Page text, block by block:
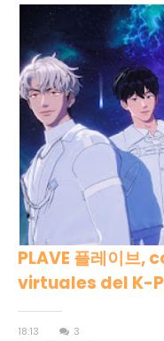
PLAVE 플레이브
virtuales del K-
18:13 3